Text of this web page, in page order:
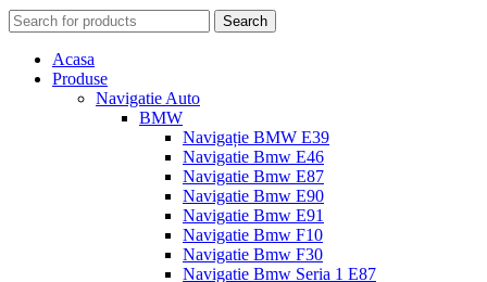
Search
Acasa
Produse
Navigatie Auto
BMW
Navigație BMW E39
Navigatie Bmw E46
Navigatie Bmw E87
Navigatie Bmw E90
Navigatie Bmw E91
Navigatie Bmw F10
Navigatie Bmw F30
Navigatie Bmw Seria 1 E87